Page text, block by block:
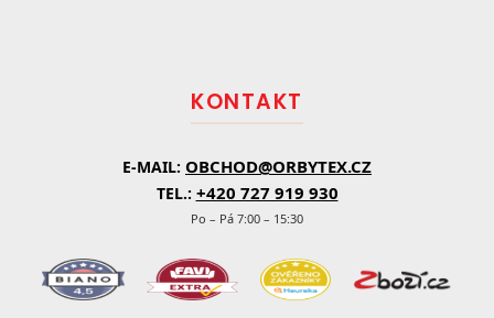
KONTAKT
E-MAIL: OBCHOD@ORBYTEX.CZ
TEL.: +420 727 919 930
Po – Pá 7:00 – 15:30